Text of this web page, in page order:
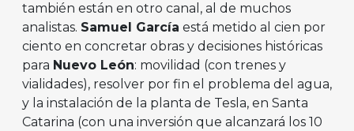
también están en otro canal, al de muchos
analistas. Samuel García está metido al cien por
ciento en concretar obras y decisiones históricas
para Nuevo León: movilidad (con trenes y
vialidades), resolver por fin el problema del agua,
y la instalación de la planta de Tesla, en Santa
Catarina (con una inversión que alcanzará los 10